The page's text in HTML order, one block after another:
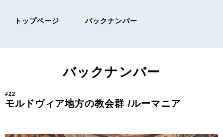
トップページ バックナンバー
バックナンバー
#22
モルドヴィア地方の教会群 /ルーマニア